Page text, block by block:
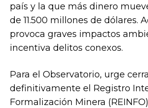
país y la que más dinero
de 11.500 millones de dólares.
provoca graves impactos
incentiva delitos conexos.
Para el Observatorio, urge
definitivamente el Registro
Formalización Minera